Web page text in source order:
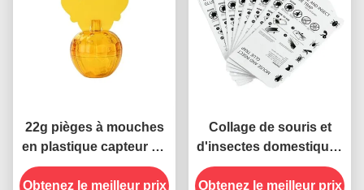
22g pièges à mouches
en plastique capteur de
colle collante pour la
lutte contre les
Obtenez le meilleur prix
Collage de souris et
d'insectes domestiques
piège de piège tueur
attrape-papier Carte
Obtenez le meilleur prix